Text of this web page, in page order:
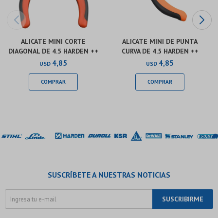
ALICATE MINI CORTE
DIAGONAL DE 4.5 HARDEN ++
USD 4,85
ALICATE MINI DE PUNTA
CURVA DE 4.5 HARDEN ++
USD 4,85
SUSCRÍBETE A NUESTRAS NOTICIAS
SUSCRIBIRME